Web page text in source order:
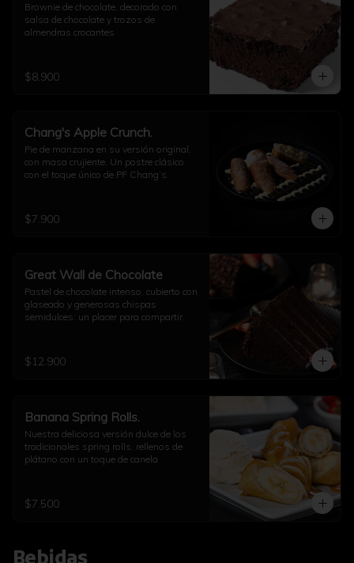
Brownie de chocolate, decorado con
salsa de chocolate y trozos de
almendras crocantes
$8.900
Chang's Apple Crunch.
Pie de manzana en su versión original,
con masa crujiente. Un postre clásico
con el toque único de PF Chang’s.
$7.900
Great Wall de Chocolate
Pastel de chocolate intenso, cubierto con
glaseado y generosas chispas
semidulces: un placer para compartir.
$12.900
Banana Spring Rolls.
Nuestra deliciosa versión dulce de los
tradicionales spring rolls, rellenos de
plátano con un toque de canela
$7.500